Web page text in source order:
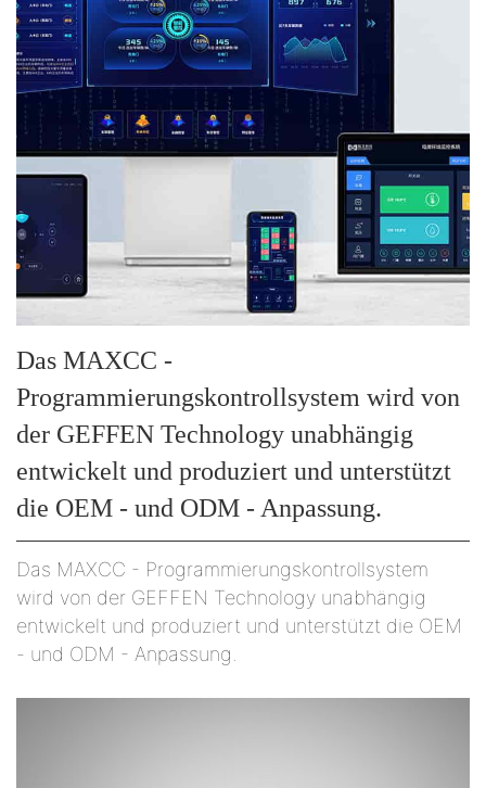
Das MAXCC -
Programmierungskontrollsystem wird von
der GEFFEN Technology unabhängig
entwickelt und produziert und unterstützt
die OEM - und ODM - Anpassung.
Das MAXCC - Programmierungskontrollsystem
wird von der GEFFEN Technology unabhängig
entwickelt und produziert und unterstützt die OEM
- und ODM - Anpassung.